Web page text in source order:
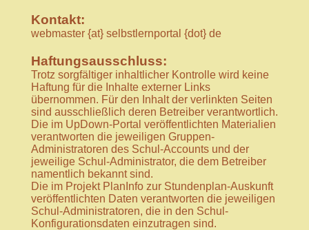
Kontakt:
webmaster {at} selbstlernportal {dot} de
Haftungsausschluss:
Trotz sorgfältiger inhaltlicher Kontrolle wird keine
Haftung für die Inhalte externer Links
übernommen. Für den Inhalt der verlinkten Seiten
sind ausschließlich deren Betreiber verantwortlich.
Die im UpDown-Portal veröffentlichten Materialien
verantworten die jeweiligen Gruppen-
Administratoren des Schul-Accounts und der
jeweilige Schul-Administrator, die dem Betreiber
namentlich bekannt sind.
Die im Projekt PlanInfo zur Stundenplan-Auskunft
veröffentlichten Daten verantworten die jeweiligen
Schul-Administratoren, die in den Schul-
Konfigurationsdaten einzutragen sind.